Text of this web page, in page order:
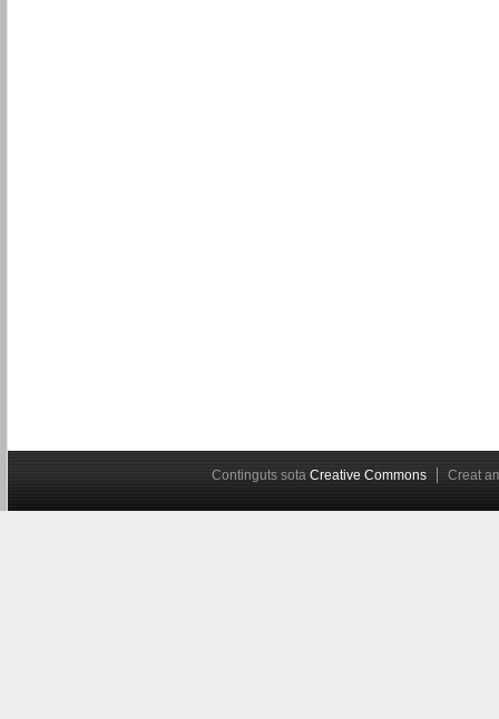
Continguts sota Creative Commons Creat